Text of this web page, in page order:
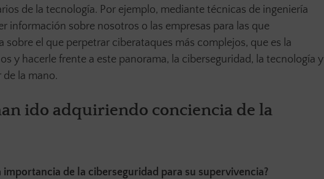
de la tecnología. Por ejemplo, mediante técnicas de ingeniería
información sobre nosotros o las empresas para las que
el que perpetrar ciberataques más complejos, que es la
y hacerle frente a este panorama, la ciberseguridad, la tecnología y
de la mano.
ido adquiriendo conciencia de la
de la ciberseguridad para su supervivencia?